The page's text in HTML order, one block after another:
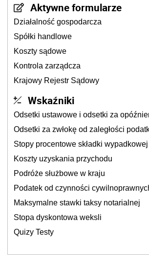
Aktywne formularze
Działalność gospodarcza
Spółki handlowe
Koszty sądowe
Kontrola zarządcza
Krajowy Rejestr Sądowy
Wskaźniki
Odsetki ustawowe i odsetki za
Odsetki za zwłokę od zaległości
Stopy procentowe składki wypadkowej
Koszty uzyskania przychodu
Podróże służbowe w kraju
Podatek od czynności
Maksymalne stawki taksy notarialnej
Stopa dyskontowa weksli
Quizy Testy